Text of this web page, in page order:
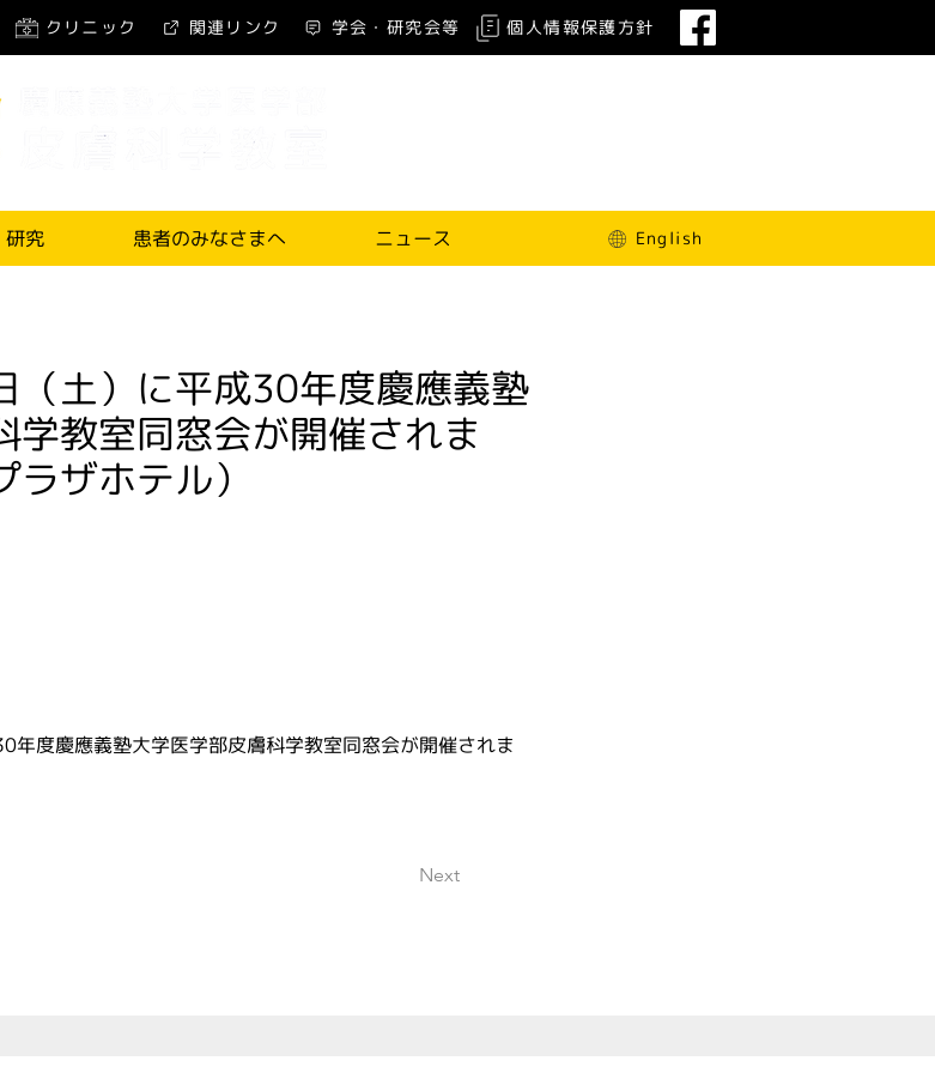
クリニック 関連リンク 学会・研究会等 個人情報保護方針
研究 患者のみなさまへ ニュース English
土）に平成30年度慶應義塾
学教室同窓会が開催されま
ザホテル）
度慶應義塾大学医学部皮膚科学教室同窓会が開催されま
Next